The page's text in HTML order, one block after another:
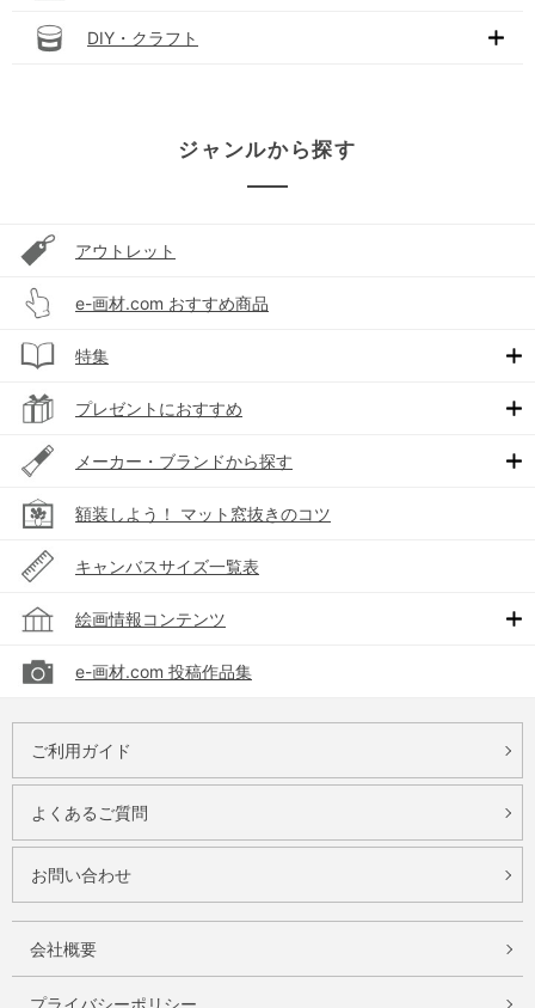
DIY・クラフト
ジャンルから探す
アウトレット
e-画材.com おすすめ商品
特集
プレゼントにおすすめ
メーカー・ブランドから探す
額装しよう！ マット窓抜きのコツ
キャンバスサイズ一覧表
絵画情報コンテンツ
e-画材.com 投稿作品集
ご利用ガイド
よくあるご質問
お問い合わせ
会社概要
プライバシーポリシー